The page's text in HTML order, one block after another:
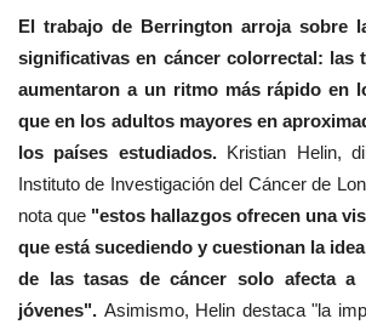
El trabajo de Berrington arroja sobre
significativas en cáncer colorrectal: las
aumentaron a un ritmo más rápido en
que en los adultos mayores en
los países estudiados.Kristian Helin,
Instituto de Investigación del Cáncer de
nota que "estos hallazgos ofrecen una
que está sucediendo y cuestionan la
de las tasas de cáncer solo afecta a
jóvenes". Asimismo, Helin destaca "la